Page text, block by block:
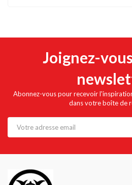
Joignez-
Abonnez-vous pour recevoir
dans votre boîte de